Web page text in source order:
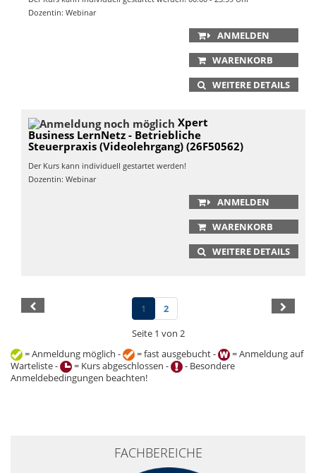
Dozentin: Webinar
ANMELDEN
WARENKORB
WEITERE DETAILS
Xpert
Business LernNetz - Betriebliche
Steuerpraxis (Videolehrgang) (26F50562)
Der Kurs kann individuell gestartet werden!
Dozentin: Webinar
ANMELDEN
WARENKORB
WEITERE DETAILS
1
2
Seite 1 von 2
= Anmeldung möglich -
= fast ausgebucht -
= Anmeldung auf
Warteliste -
= Kurs abgeschlossen -
- Besondere
Anmeldebedingungen beachten!
FACHBEREICHE